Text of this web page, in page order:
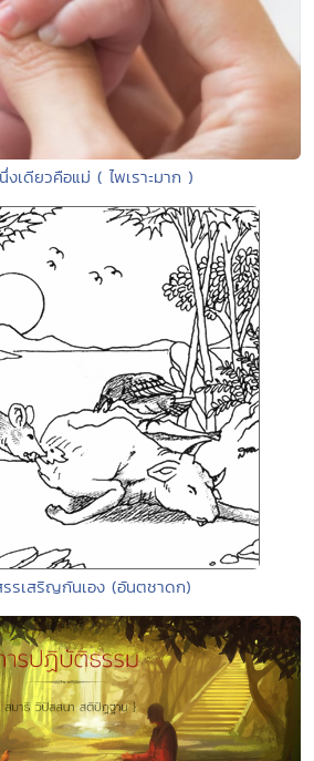
งเดียวคือแม่ ( ไพเราะมาก )
รเสริญกันเอง (อันตชาดก)